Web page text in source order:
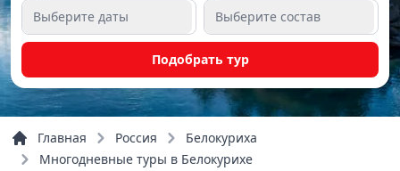
Выберите даты Выберите состав
Подобрать тур
Главная Россия
Белокуриха
Многодневные туры в Белокурихе